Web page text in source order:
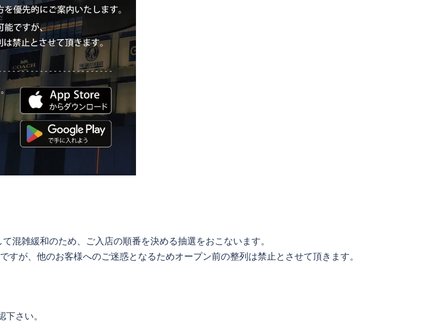
混雑緩和のため、ご入店の順番を決める抽選をおこないます。
が、他のお客様へのご迷惑となるためオープン前の整列は禁止とさせて頂きます。
さい。